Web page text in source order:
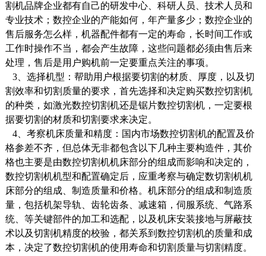
割机品牌企业都有自己的研发中心、科研人员、技术人员和
专业技术；数控企业的产能如何，年产量多少；数控企业的
售后服务怎么样，机器配件都有一定的寿命，长时间工作或
工作时操作不当，都会产生故障，这些问题都必须由售后来
处理，售后是用户购机前一定要重点关注的事项。
3、选择机型：帮助用户根据要切割的材质、厚度，以及切
割效率和切割质量的要求，首先选择和决定购买数控切割机
的种类，如激光数控切割机还是锯片数控切割机，一定要根
据要切割的材质和切割要求来决定。
4、考察机床质量和精度：国内市场数控切割机的配置及价
格参差不齐，但总体无非都包含以下几种主要构造件，其价
格也主要是由数控切割机机床部分的组成而影响和决定的，
数控切割机机型和配置确定后，应重考察与确定数切割机机
床部分的组成、制造质量和价格。机床部分的组成和制造质
量，包括机架导轨、齿轮齿条、减速箱，伺服系统、气路系
统、等关键部件的加工和选配，以及机床安装接地与屏蔽技
术以及切割机精度的校验，都关系到数控切割机的质量和成
本，决定了数控切割机的使用寿命和切割质量与切割精度。